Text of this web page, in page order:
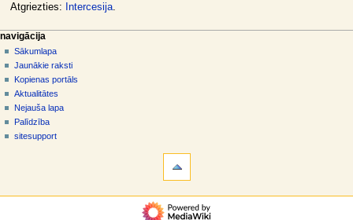
Atgriezties: Intercesija.
N
a
v
g
ā
c
a
lapas darbības
raksts
diskusija
skatīt
aplūkot
kodu
vēsture
dalībnieka rīki
pieslēgties
navigācija
Sākumlapa
Jaunākie raksti
Kopienas portāls
Aktualitātes
Nejauša lapa
Palīdzība
sitesupport
navigācija